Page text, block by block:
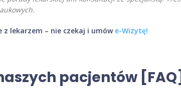
z lekarzem – nie czekaj i umów e-Wizytę!
pacjentów